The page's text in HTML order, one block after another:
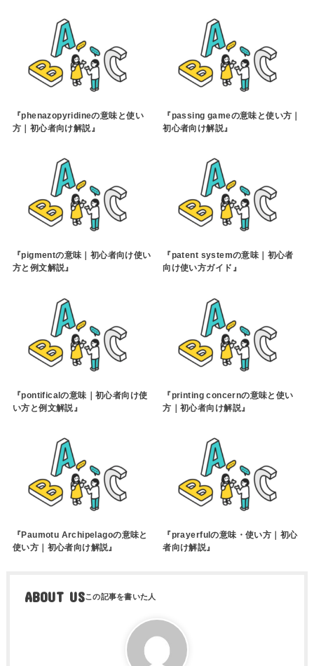
『phenazopyridineの意味と使い
方｜初心者向け解説』
『passing gameの意味と使い方｜
初心者向け解説』
『pigmentの意味｜初心者向け使い
方と例文解説』
『patent systemの意味｜初心者
向け使い方ガイド』
『pontificalの意味｜初心者向け使
い方と例文解説』
『printing concernの意味と使い
方｜初心者向け解説』
『Paumotu Archipelagoの意味と
使い方｜初心者向け解説』
『prayerfulの意味・使い方｜初心
者向け解説』
ABOUT US